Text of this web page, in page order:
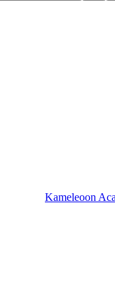
Kameleoon